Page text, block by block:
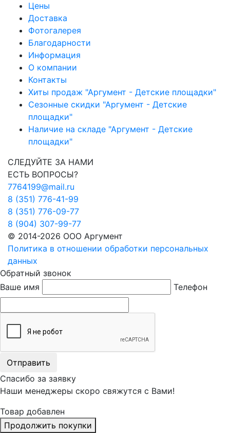
Цены
Доставка
Фотогалерея
Благодарности
Информация
О компании
Контакты
Хиты продаж "Аргумент - Детские площадки"
Сезонные скидки "Аргумент - Детские
площадки"
Наличие на складе "Аргумент - Детские
площадки"
СЛЕДУЙТЕ ЗА НАМИ
ЕСТЬ ВОПРОСЫ?
7764199@mail.ru
8 (351) 776-41-99
8 (351) 776-09-77
8 (904) 307-99-77
© 2014-2026 ООО Аргумент
Политика в отношении обработки персональных
данных
Обратный звонок
Ваше имя
Телефон
Отправить
Спасибо за заявку
Наши менеджеры скоро свяжутся с Вами!
Товар добавлен
Продолжить покупки